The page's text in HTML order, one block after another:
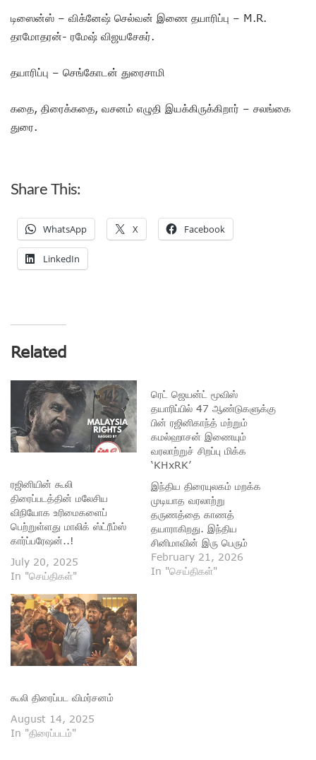
டிஸைன்ஸ் – விக்னேஷ் செல்வன் இணை தயாரிப்பு – M.R.
தாமோதரன்- ரமேஷ் விஜயசேகர்.
தயாரிப்பு – செங்கோடன் துரைசாமி
கதை, திரைக்கதை, வசனம் எழுதி இயக்கிருக்கிறார் – சலங்கை
துரை.
Share This:
WhatsApp X Facebook
LinkedIn
Related
ரஜினியின் கூலி
திரைப்படத்தின் மலேசிய
விநியோக உரிமைகளைப்
பெற்றுள்ளது மாலிக் ஸ்ட்ரீம்ஸ்
கார்ப்பரேஷன்..!
July 20, 2025
In "செய்திகள்"
ரெட் ஜெயன்ட் மூவிஸ்
தயாரிப்பில் 47 ஆண்டுகளுக்கு
பின் ரஜினிகாந்த் மற்றும்
கமல்ஹாசன் இணையும்
வரலாற்றுச் சிறப்பு மிக்க
‘KHxRK’
இந்திய திரையுலகம் மறக்க
முடியாத வரலாற்று
தருணத்தை காணத்
தயாராகிறது. இந்திய
சினிமாவின் இரு பெரும்
நாயகர்கள் — ரஜினிகாந்த்
மற்றும் கமல்ஹாசன் — 47
February 21, 2026
In "செய்திகள்"
கூலி திரைப்பட விமர்சனம்
August 14, 2025
In "திரைப்படம்"